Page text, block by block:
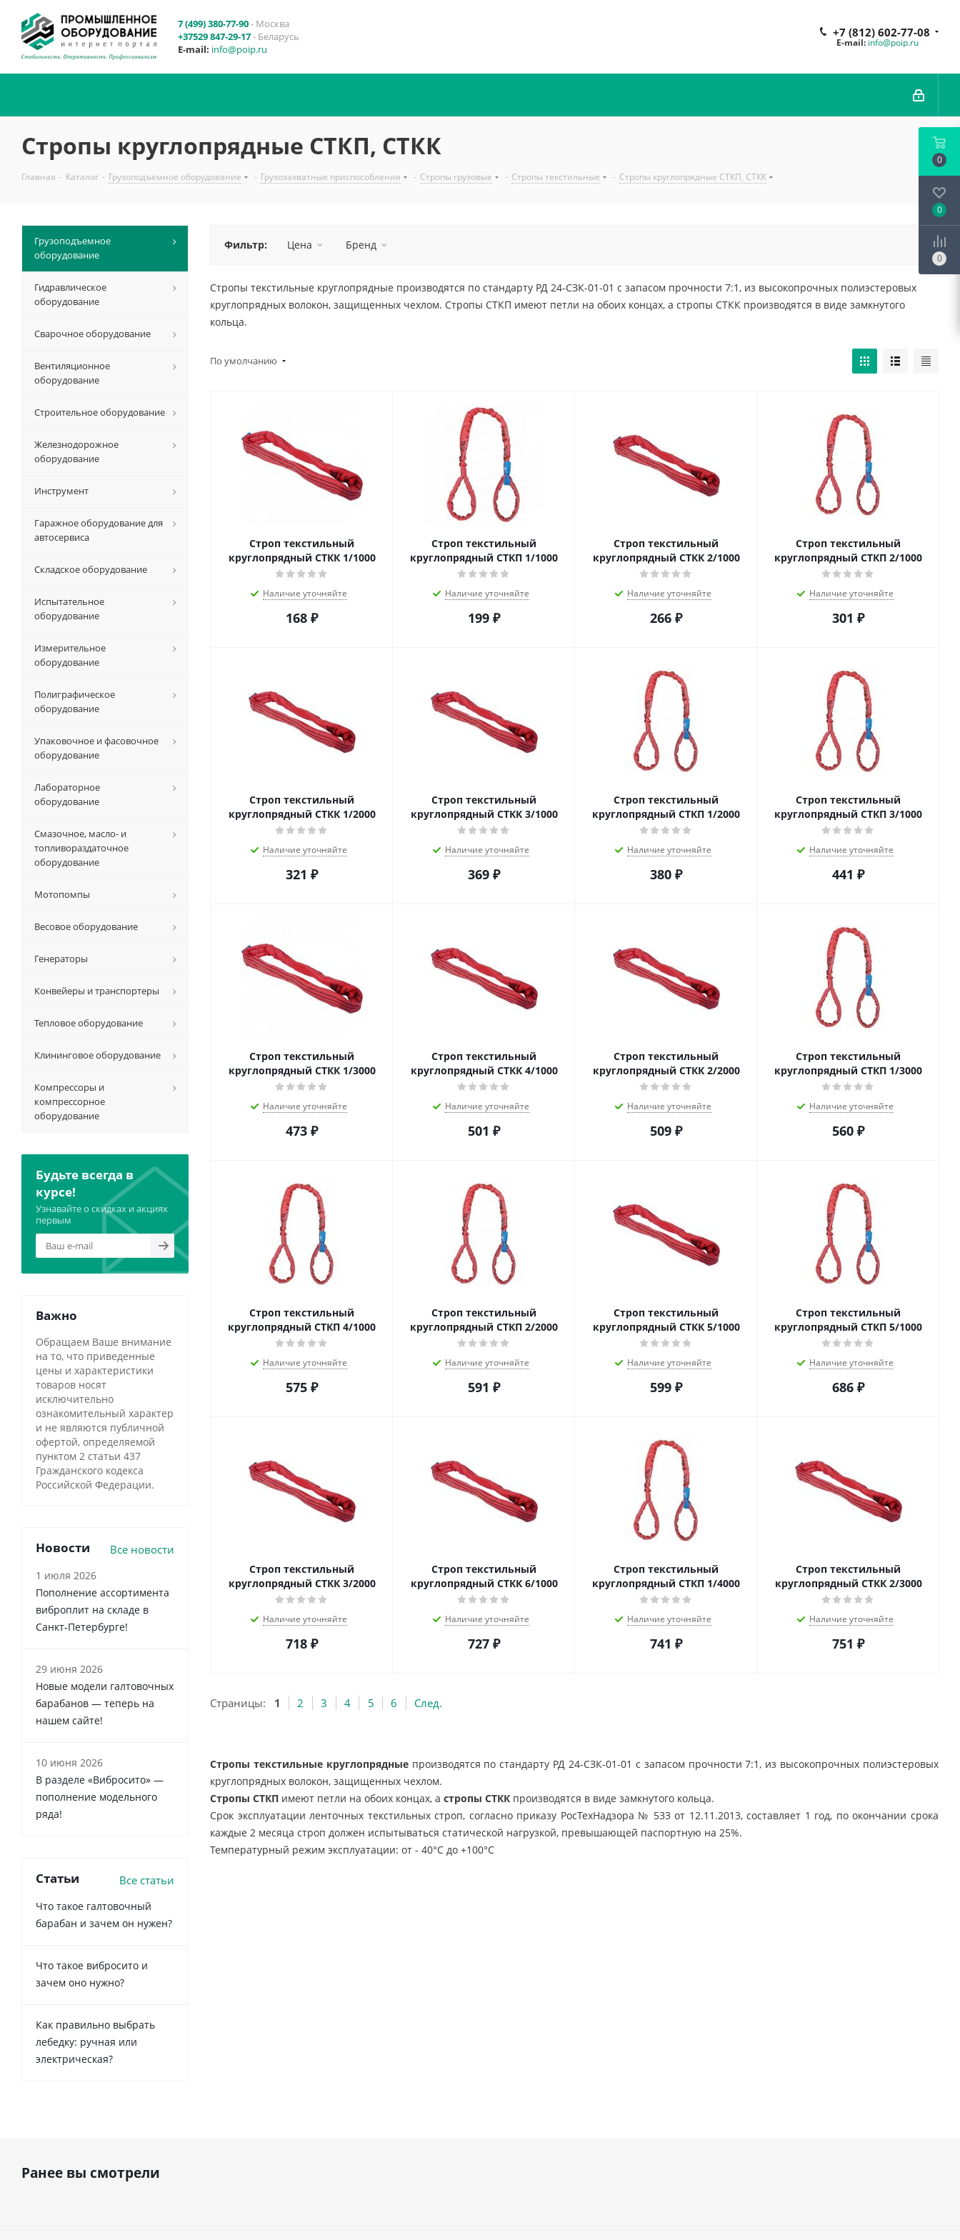
7 (499) 380-77-90- Москва
+37529 847-29-17- Беларусь
E-mail: info@poip.ru
+7 (812) 602-77-08
E-mail: info@poip.ru
Стропы круглопрядные СТКП, СТКК
Главная - Каталог - Грузоподъемное оборудование - Грузозахватные приспособления - Стропы грузовые - Стропы текстильные - Стропы круглопрядные СТКП, СТКК
Фильтр: Цена Бренд
Стропы текстильные круглопрядные производятся по стандарту РД 24-СЗК-01-01 с запасом прочности 7:1, из высокопрочных полиэстеровых
круглопрядных волокон, защищенных чехлом. Стропы СТКП имеют петли на обоих концах, а стропы СТКК производятся в виде замкнутого
кольца.
По умолчанию
Строп текстильный
круглопрядный СТКК 1/1000
Наличие уточняйте
168 ₽
Строп текстильный
круглопрядный СТКП 1/1000
Наличие уточняйте
199 ₽
Строп текстильный
круглопрядный СТКК 2/1000
Наличие уточняйте
266 ₽
Строп текстильный
круглопрядный СТКП 2/1000
Наличие уточняйте
301 ₽
Строп текстильный
круглопрядный СТКК 1/2000
Наличие уточняйте
321 ₽
Строп текстильный
круглопрядный СТКК 3/1000
Наличие уточняйте
369 ₽
Строп текстильный
круглопрядный СТКП 1/2000
Наличие уточняйте
380 ₽
Строп текстильный
круглопрядный СТКП 3/1000
Наличие уточняйте
441 ₽
Строп текстильный
круглопрядный СТКК 1/3000
Наличие уточняйте
473 ₽
Строп текстильный
круглопрядный СТКК 4/1000
Наличие уточняйте
501 ₽
Строп текстильный
круглопрядный СТКК 2/2000
Наличие уточняйте
509 ₽
Строп текстильный
круглопрядный СТКП 1/3000
Наличие уточняйте
560 ₽
Строп текстильный
круглопрядный СТКП 4/1000
Наличие уточняйте
575 ₽
Строп текстильный
круглопрядный СТКП 2/2000
Наличие уточняйте
591 ₽
Строп текстильный
круглопрядный СТКК 5/1000
Наличие уточняйте
599 ₽
Строп текстильный
круглопрядный СТКП 5/1000
Наличие уточняйте
686 ₽
Строп текстильный
круглопрядный СТКК 3/2000
Наличие уточняйте
718 ₽
Строп текстильный
круглопрядный СТКК 6/1000
Наличие уточняйте
727 ₽
Строп текстильный
круглопрядный СТКП 1/4000
Наличие уточняйте
741 ₽
Строп текстильный
круглопрядный СТКК 2/3000
Наличие уточняйте
751 ₽
Страницы: 1 2 3 4 5 6 След.
Стропы текстильные круглопрядные производятся по стандарту РД 24-СЗК-01-01 с запасом прочности 7:1, из высокопрочных полиэстеровых
круглопрядных волокон, защищенных чехлом.
Стропы СТКП имеют петли на обоих концах, а стропы СТКК производятся в виде замкнутого кольца.
Срок эксплуатации ленточных текстильных строп, согласно приказу РосТехНадзора № 533 от 12.11.2013, составляет 1 год, по окончании срока
каждые 2 месяца строп должен испытываться статической нагрузкой, превышающей паспортную на 25%.
Температурный режим эксплуатации: от - 40°С до +100°С
Грузоподъемное
оборудование
Гидравлическое
оборудование
Сварочное оборудование
Вентиляционное
оборудование
Строительное оборудование
Железнодорожное
оборудование
Инструмент
Гаражное оборудование для
автосервиса
Складское оборудование
Испытательное
оборудование
Измерительное
оборудование
Полиграфическое
оборудование
Упаковочное и фасовочное
оборудование
Лабораторное
оборудование
Смазочное, масло- и
топливораздаточное
оборудование
Мотопомпы
Весовое оборудование
Генераторы
Конвейеры и транспортеры
Тепловое оборудование
Клининговое оборудование
Компрессоры и
компрессорное
оборудование
Будьте всегда в
курсе!
Узнавайте о скидках и акциях
первым
Важно
Обращаем Ваше внимание
на то, что приведенные
цены и характеристики
товаров носят
исключительно
ознакомительный характер
и не являются публичной
офертой, определяемой
пунктом 2 статьи 437
Гражданского кодекса
Российской Федерации.
Новости Все новости
1 июля 2026
Пополнение ассортимента
виброплит на складе в
Санкт‑Петербурге!
29 июня 2026
Новые модели галтовочных
барабанов — теперь на
нашем сайте!
10 июня 2026
В разделе «Вибросито» —
пополнение модельного
ряда!
Статьи Все статьи
Что такое галтовочный
барабан и зачем он нужен?
Что такое вибросито и
зачем оно нужно?
Как правильно выбрать
лебедку: ручная или
электрическая?
Ранее вы смотрели
0
0
0